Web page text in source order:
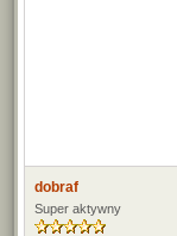
dobraf
Super aktywny